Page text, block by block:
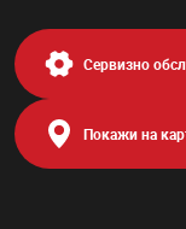
Сервизно
Покажи на